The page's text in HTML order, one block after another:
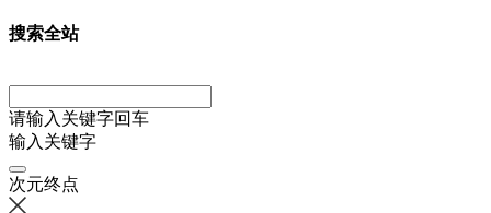
搜索全站
请输入关键字回车
输入关键字
次元终点